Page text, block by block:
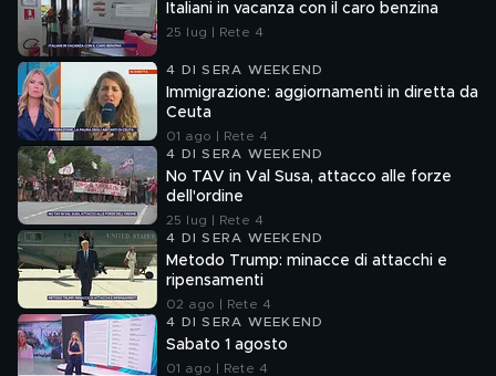
Italiani in vacanza con il caro benzina
25 lug | Rete 4
4 DI SERA WEEKEND
Immigrazione: aggiornamenti in diretta da
Ceuta
01 ago | Rete 4
4 DI SERA WEEKEND
No TAV in Val Susa, attacco alle forze
dell'ordine
25 lug | Rete 4
4 DI SERA WEEKEND
Metodo Trump: minacce di attacchi e
ripensamenti
02 ago | Rete 4
4 DI SERA WEEKEND
Sabato 1 agosto
01 ago | Rete 4